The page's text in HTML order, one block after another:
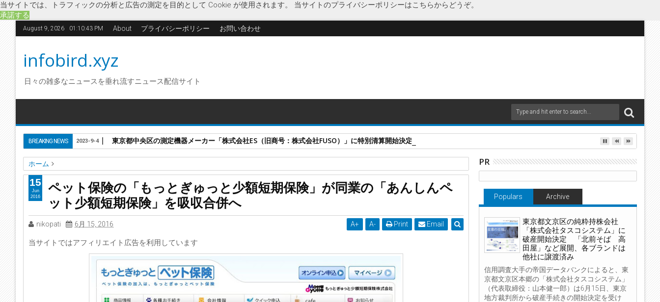
当サイトでは、トラフィックの分析と広告の測定を目的として Cookie が使用されます。 当サイトのプライバシーポリシーはこちらからどうぞ。
承諾する
August 9, 2026 01:10:44 PM About プライバシーポリシー お問い合わせ
infobird.xyz
日々の雑多なニュースを垂れ流すニュース配信サイト
BREAKING NEWS 東京都中央区の測定機器メーカー「株式会社ES（旧商号：株式会社FUSO）」に特別清算開始決定 事業はA-Gas Japanが承継
2023-9-4
ホーム
M&A
あんしんペット少額短期保険 もっとぎゅっとワンニャン保険 もっとぎゅっと少額短期保険 企業合併
経済
ペット保険の「もっとぎゅっと少額短期保険」が同業の「あんしんペット少額短期保険」を吸収合併へ
ペット保険の「もっとぎゅっと少額短期保険」が同業の「あんしんペ
ット少額短期保険」を吸収合併へ
nikopati 6月 15, 2016 A+ A- Print Email
当サイトではアフィリエイト広告を利用しています
15
Jun
2016
PR
Populars Archive
東京都文京区の純粋持株会社
「株式会社タスコシステム」に
破産開始決定 「北前そば 高
田屋」など展開、各ブランドは
他社に譲渡済み
信用調査大手の帝国データバンクによると、東
京都文京区本郷の「株式会社タスコシステム」
（代表取締役：山本健一郎）は6月15日、東京
地方裁判所から破産手続きの開始決定を受け